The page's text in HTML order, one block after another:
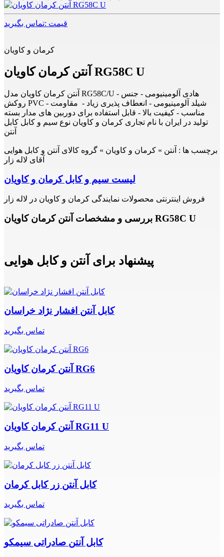
قیمت :تماس بگیرید
کرمان و کاویان
آنتن کرمان کاویان RG58C U
آنتن کرمان کاویان مدل RG58C/U - هادی آلومینیومی - جنس
روکش PVC - شیلد آلومینیومی - انعطاف پذیری زیاد - مقاومت
مناسب - کیفیت بالا - قابل استفاده برای دوربین های مدار بسته
تولید در ایران با نام تجاری کرمان و کاویان نوع سیم و کابل کابل
آنتن
برچسب ها : آنتن » کرمان و کاویان » گروه کالای آنتن و کابل هوایی
آقای لاله زار
لیست سیم و کابل کرمان و کاویان
فروش اینترنتی محصولات نمایندگی کرمان و کاویان در لاله زار
بررسی و مشخصات آنتن کرمان کاویان RG58C U
پیشنهاد برای آنتن و کابل هوایی
کابل آنتن افشار نژاد خراسان
تماس بگیرید
آنتن کرمان کاویان RG6
تماس بگیرید
آنتن کرمان کاویان RG11 U
تماس بگیرید
کابل آنتن زر کابل کرمان
تماس بگیرید
کابل آنتن صادراتی سیمکو